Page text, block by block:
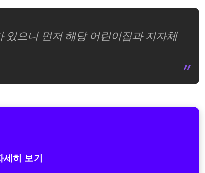
있으니 먼저 해당 어린이집과 지자체
세히 보기